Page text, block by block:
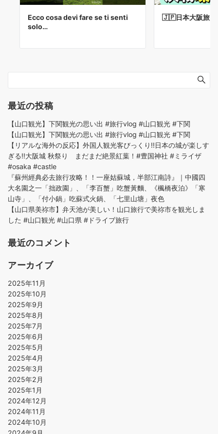
Ecco cosa devi fare se ti senti
solo…
🇯🇵日本大阪旅
最近の投稿
【山口観光】下関観光の思い出 #旅行vlog #山口観光 #下関
【山口観光】下関観光の思い出 #旅行vlog #山口観光 #下関
【リアルな海外の反応】外国人観光客びっくり!!日本の城が楽しす
ぎる!!大阪城 秋祭り まだまだ絶景紅葉！#豊国神社 #ミライザ
#osaka #castle
『蘇州經典必去旅行攻略！！一座姑蘇城，半部江南詩』｜中國四
大名園之一「拙政園」、「李百蟹」吃蟹黃麵、《楓橋夜泊》「寒
山寺」、「付小鍋」吃蘇式火鍋、「七里山塘」夜色
【山口県美祢市】弁天池が美しい！山口旅行で美祢市を観光しま
した #山口観光 #山口県 #ドライブ旅行
最近のコメント
アーカイブ
2025年11月
2025年10月
2025年9月
2025年8月
2025年7月
2025年6月
2025年5月
2025年4月
2025年3月
2025年2月
2025年1月
2024年12月
2024年11月
2024年10月